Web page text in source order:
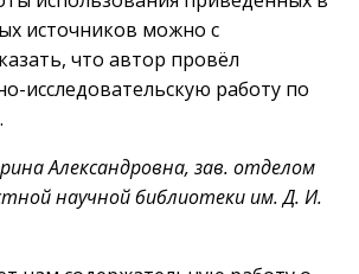
источников можно с
что автор провёл
исследовательскую работу по
Александровна, зав. отделом
научной библиотеки им. Д. И.